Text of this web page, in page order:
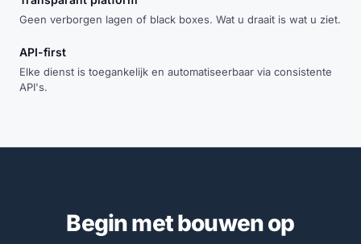
Geen verborgen lagen of black boxes. Wat u draait is wat u ziet.
API-first
Elke dienst is toegankelijk en automatiseerbaar via consistente
API's.
Begin met bouwen op